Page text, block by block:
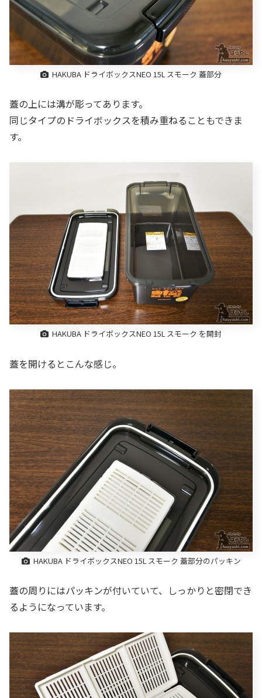
HAKUBA ドライボックスNEO 15L スモーク 蓋部分
蓋の上には溝が彫ってあります。
同じタイプのドライボックスを積み重ねることもできま
す。
HAKUBA ドライボックスNEO 15L スモーク を開封
蓋を開けるとこんな感じ。
HAKUBA ドライボックスNEO 15L スモーク 蓋部分のパッキン
蓋の周りにはパッキンが付いていて、しっかりと密閉でき
るようになっています。